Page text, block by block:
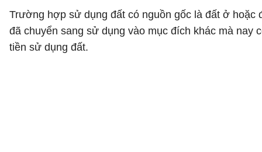
Trường hợp sử dụng đất có nguồn gốc là đất ở hoặc
đã chuyển sang sử dụng vào mục đích khác mà nay
tiền sử dụng đất.